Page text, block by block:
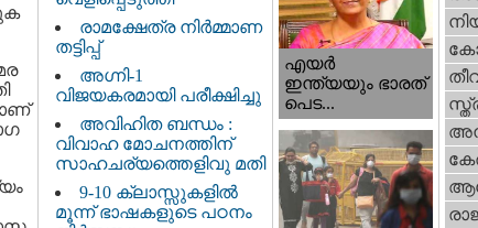
രാമക്ഷേത്ര നിർമ്മാണ
തട്ടിപ്പ്
അഗ്നി-1
വിജയകരമായി പരീക്ഷിച്ചു
അവിഹിത ബന്ധം :
വിവാഹ മോചനത്തിന്
സാഹചര്യത്തെളിവു മതി
9-10 ക്ലാസ്സുകളിൽ
മൂന്ന് ഭാഷകളുടെ പഠനം
എയര്‍
ഇന്ത്യയും ഭാരത്
പെട...